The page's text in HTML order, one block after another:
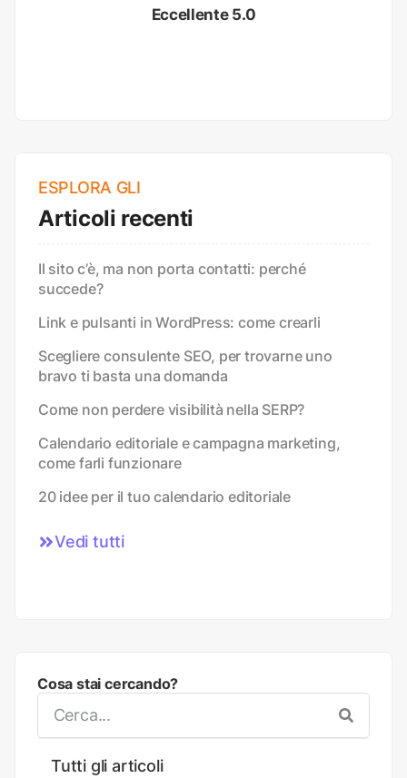
Eccellente 5.0
ESPLORA GLI
Articoli recenti
Il sito c’è, ma non porta contatti: perché
succede?
Link e pulsanti in WordPress: come crearli
Scegliere consulente SEO, per trovarne uno
bravo ti basta una domanda
Come non perdere visibilità nella SERP?
Calendario editoriale e campagna marketing,
come farli funzionare
20 idee per il tuo calendario editoriale
Vedi tutti
Cosa stai cercando?
Tutti gli articoli